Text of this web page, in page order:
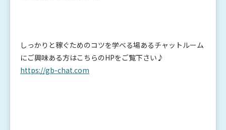
しっかりと稼ぐためのコツを学べる場あるチャットルーム
にご興味ある方はこちらのHPをご覧下さい♪
https://gb-chat.com